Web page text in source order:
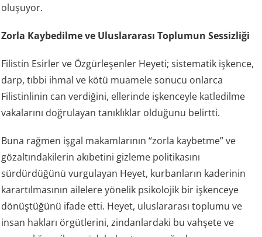
oluşuyor.
Zorla Kaybedilme ve Uluslararası Toplumun Sessizliği
Filistin Esirler ve Özgürleşenler Heyeti; sistematik işkence,
darp, tıbbi ihmal ve kötü muamele sonucu onlarca
Filistinlinin can verdiğini, ellerinde işkenceyle katledilme
vakalarını doğrulayan tanıklıklar olduğunu belirtti.
Buna rağmen işgal makamlarının “zorla kaybetme” ve
gözaltındakilerin akıbetini gizleme politikasını
sürdürdüğünü vurgulayan Heyet, kurbanların kaderinin
karartılmasının ailelere yönelik psikolojik bir işkenceye
dönüştüğünü ifade etti. Heyet, uluslararası toplumu ve
insan hakları örgütlerini, zindanlardaki bu vahşete ve